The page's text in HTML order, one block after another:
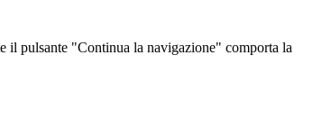
il pulsante "Continua la navigazione" comporta la